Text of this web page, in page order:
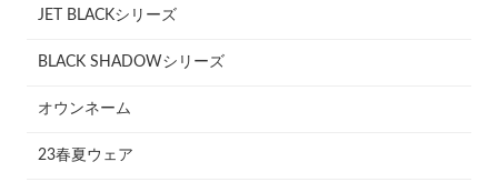
JET BLACKシリーズ
BLACK SHADOWシリーズ
オウンネーム
23春夏ウェア